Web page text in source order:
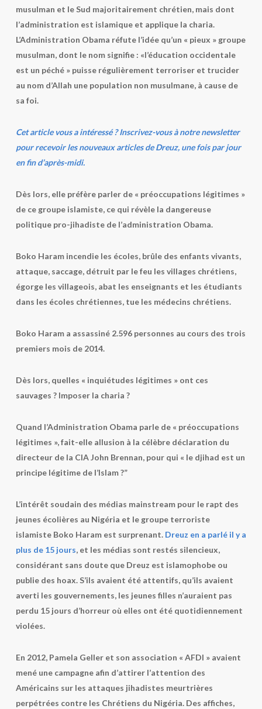
musulman et le Sud majoritairement chrétien, mais dont
l’administration est islamique et applique la charia.
L’Administration Obama réfute l’idée qu’un « pieux » groupe
musulman, dont le nom signifie : «l’éducation occidentale
est un péché » puisse régulièrement terroriser et trucider
au nom d’Allah une population non musulmane, à cause de
sa foi.
Cet article vous a intéressé ? Inscrivez-vous à notre newsletter
pour recevoir les nouveaux articles de Dreuz, une fois par jour
en fin d’après-midi.
Dès lors, elle préfère parler de « préoccupations légitimes »
de ce groupe islamiste, ce qui révèle la dangereuse
politique pro-jihadiste de l’administration Obama.
Boko Haram incendie les écoles, brûle des enfants vivants,
attaque, saccage, détruit par le feu les villages chrétiens,
égorge les villageois, abat les enseignants et les étudiants
dans les écoles chrétiennes, tue les médecins chrétiens.
Boko Haram a assassiné 2.596 personnes au cours des trois
premiers mois de 2014.
Dès lors, quelles « inquiétudes légitimes » ont ces
sauvages ? Imposer la charia ?
Quand l’Administration Obama parle de « préoccupations
légitimes », fait-elle allusion à la célèbre déclaration du
directeur de la CIA John Brennan, pour qui « le djihad est un
principe légitime de l’Islam ?”
L’intérêt soudain des médias mainstream pour le rapt des
jeunes écolières au Nigéria et le groupe terroriste
islamiste Boko Haram est surprenant. Dreuz en a parlé il y a
plus de 15 jours, et les médias sont restés silencieux,
considérant sans doute que Dreuz est islamophobe ou
publie des hoax. S’ils avaient été attentifs, qu’ils avaient
averti les gouvernements, les jeunes filles n’auraient pas
perdu 15 jours d’horreur où elles ont été quotidiennement
violées.
En 2012, Pamela Geller et son association « AFDI » avaient
mené une campagne afin d’attirer l’attention des
Américains sur les attaques jihadistes meurtrières
perpétrées contre les Chrétiens du Nigéria. Des affiches,